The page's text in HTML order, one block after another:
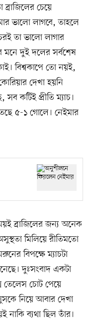
চেয়ে
ভালো লাগবে, তাহলে
তা ভালো লাগার
মনে দুই দলের সর্বশেষ
বিশ্বকাপে তো নয়ই,
দেখা হয়নি
কটিই প্রীতি ম্যাচ।
৫-১ গোলে। নেইমার
ব্রাজিলের জন্য অনেক
মিলিয়ে রীতিমতো
বিপক্ষে ম্যাচটা
দুঃসংবাদ একটা
তেলেস চোট পেয়ে
নিয়ে আবার দেখা
নাকি ব্যথা ছিল তাঁর।